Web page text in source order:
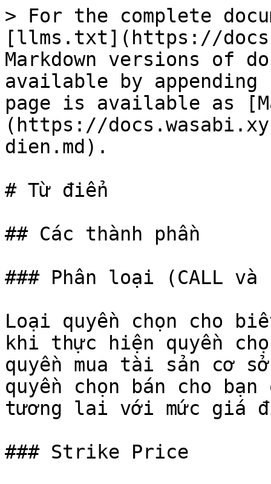
> For the complete
[llms.txt](https://
Markdown versions of
available by
page is available as
(https://
dien.md).
# Từ điển
## Các thành phần
### Phân loại (CALL và
Loại quyền chọn cho
khi thực hiện quyền
quyền mua tài sản cơ
quyền chọn bán cho
tương lai với mức giá
### Strike Price